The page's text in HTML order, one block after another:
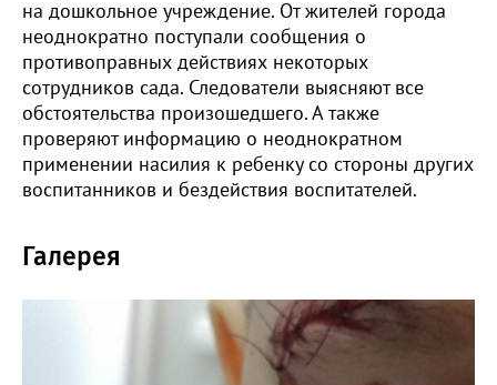
на дошкольное учреждение. От жителей города
неоднократно поступали сообщения о
противоправных действиях некоторых
сотрудников сада. Следователи выясняют все
обстоятельства произошедшего. А также
проверяют информацию о неоднократном
применении насилия к ребенку со стороны других
воспитанников и бездействия воспитателей.
Галерея